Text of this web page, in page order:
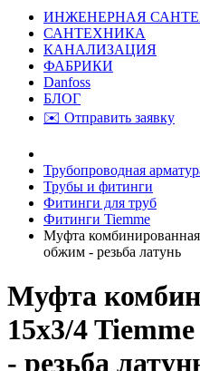
ИНЖЕНЕРНАЯ
САНТЕХНИКА
КАНАЛИЗАЦИЯ
ФАБРИКИ
Danfoss
БЛОГ
✉️ Отправить заявку
Трубопроводная
Трубы и фитинги
Фитинги для труб
Фитинги Tiemme
Муфта
обжим - резьба латунь
Муфта
15x3/4
- резьба